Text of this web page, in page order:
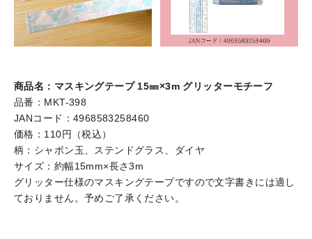
商品名：マスキングテープ 15㎜×3m グリッターモチーフ
品番：MKT-398
JANコード：4968583258460
価格：110円（税込）
柄：シャボン玉、ステンドグラス、ダイヤ
サイズ：約幅15mm×長さ3m
グリッター仕様のマスキングテープですので文字書きには適し
ておりません。予めご了承ください。